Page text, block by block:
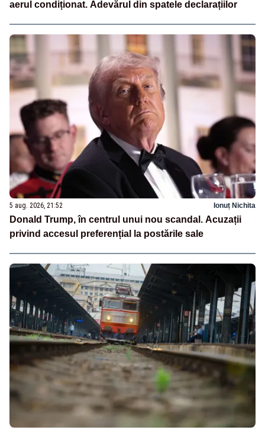
aerul condiționat. Adevărul din spatele declarațiilor
5 aug. 2026, 21:52 Ionuț Nichita
Donald Trump, în centrul unui nou scandal. Acuzații
privind accesul preferențial la postările sale